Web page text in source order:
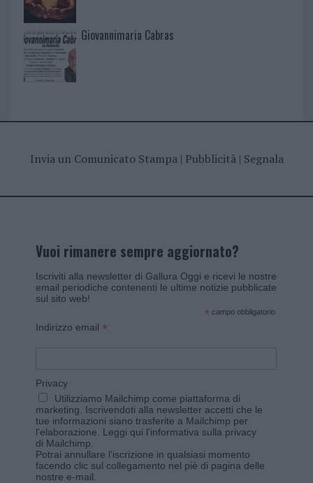
Giovannimaria Cabras
Invia un Comunicato Stampa| Pubblicità| Segnala
Vuoi rimanere sempre aggiornato?
Iscriviti alla newsletter di Gallura Oggi e ricevi le nostre
email periodiche contenenti le ultime notizie pubblicate
sul sito web!
* campo obbligatorio
Indirizzo email *
Privacy
Utilizziamo Mailchimp come piattaforma di
marketing. Iscrivendoti alla newsletter accetti che le
tue informazioni siano trasferite a Mailchimp per
l'elaborazione. Leggi qui l'informativa sulla privacy
di Mailchimp
Potrai annullare l'iscrizione in qualsiasi momento
facendo clic sul collegamento nel piè di pagina delle
nostre e-mail.